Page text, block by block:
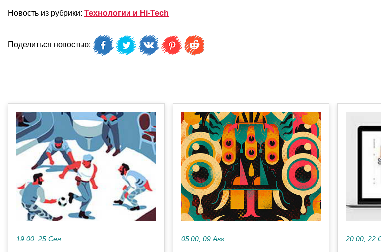
Новость из рубрики: Технологии и Hi-Tech
Поделиться новостью:
19:00, 25 Сен 05:00, 09 Авг 20:00, 22